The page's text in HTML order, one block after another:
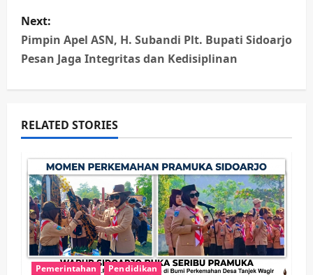
t
n
a
v
g
a
Next:
Pimpin Apel ASN, H. Subandi Plt. Bupati Sidoarjo
Pesan Jaga Integritas dan Kedisiplinan
RELATED STORIES
Pemerintahan Pendidikan